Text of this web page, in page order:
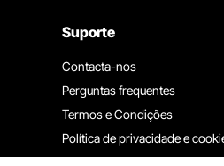
Suporte
Contacta-nos
Perguntas frequentes
Termos e Condições
Política de privacidade e
Trabalha connosco